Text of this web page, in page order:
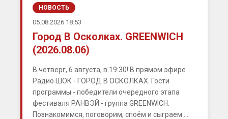
НОВОСТЬ
05.08.2026 18:53
Город В Осколках. GREENWICH
(2026.08.06)
В четверг, 6 августа, в 19:30! В прямом эфире
Радио ШОК - ГОРОД В ОСКОЛКАХ. Гости
программы - победители очередного этапа
фестиваля РАНВЭЙ - группа GREENWICH.
Познакомимся, поговорим, споём и сыграем ...